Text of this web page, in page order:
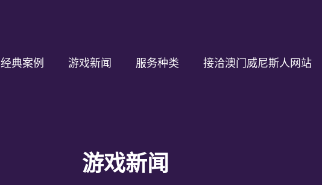
经典案例 游戏新闻 服务种类 接洽澳门威尼斯人网站
游戏新闻